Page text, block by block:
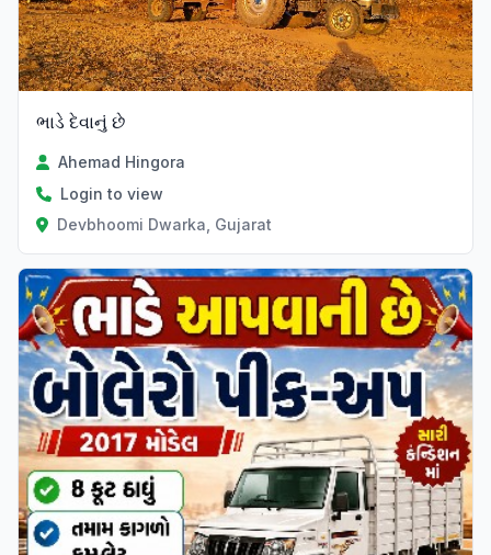
ભાડે દેવાનું છે
Ahemad Hingora
Login to view
Devbhoomi Dwarka, Gujarat